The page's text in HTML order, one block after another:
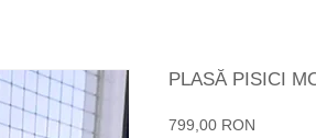
PLASĂ PISICI
799,00 RON